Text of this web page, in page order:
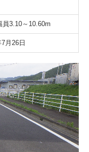
3.10～10.60m
月26日